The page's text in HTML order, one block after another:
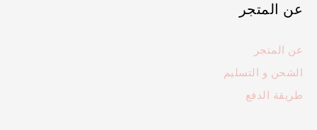
عن المتجر
عن المتجر
الشحن و التسليم
طريقة الدفع